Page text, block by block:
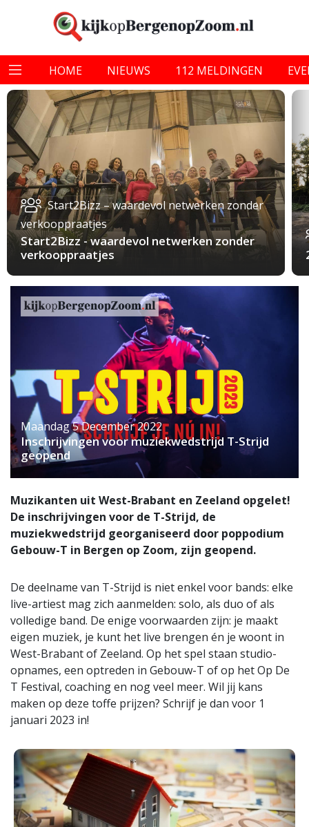
HOME NIEUWS 112 MELDINGEN
Start2Bizz – waardevol netwerken zonder
verkooppraatjes
Start2Bizz - waardevol netwerken zonder
verkooppraatjes
Maandag 5 December 2022
Inschrijvingen voor muziekwedstrijd T-Strijd
geopend
Muzikanten uit West-Brabant en Zeeland opgelet!
De inschrijvingen voor de T-Strijd, de
muziekwedstrijd georganiseerd door poppodium
Gebouw-T in Bergen op Zoom, zijn geopend.
De deelname van T-Strijd is niet enkel voor bands: elke
live-artiest mag zich aanmelden: solo, als duo of als
volledige band. De enige voorwaarden zijn: je maakt
eigen muziek, je kunt het live brengen én je woont in
West-Brabant of Zeeland. Op het spel staan studio-
opnames, een optreden in Gebouw-T of op het Op De
T Festival, coaching en nog veel meer. Wil jij kans
maken op deze toffe prijzen? Schrijf je dan voor 1
januari 2023 in!